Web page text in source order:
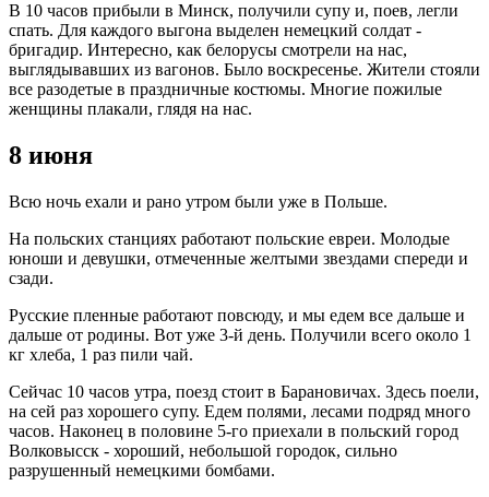
В 10 часов прибыли в Минск, получили супу и, поев, легли
спать. Для каждого выгона выделен немецкий солдат -
бригадир. Интересно, как белорусы смотрели на нас,
выглядывавших из вагонов. Было воскресенье. Жители стояли
все разодетые в праздничные костюмы. Многие пожилые
женщины плакали, глядя на нас.
8 июня
Всю ночь ехали и рано утром были уже в Польше.
На польских станциях работают польские евреи. Молодые
юноши и девушки, отмеченные желтыми звездами спереди и
сзади.
Русские пленные работают повсюду, и мы едем все дальше и
дальше от родины. Вот уже 3-й день. Получили всего около 1
кг хлеба, 1 раз пили чай.
Сейчас 10 часов утра, поезд стоит в Барановичах. Здесь поели,
на сей раз хорошего супу. Едем полями, лесами подряд много
часов. Наконец в половине 5-го приехали в польский город
Волковысск - хороший, небольшой городок, сильно
разрушенный немецкими бомбами.